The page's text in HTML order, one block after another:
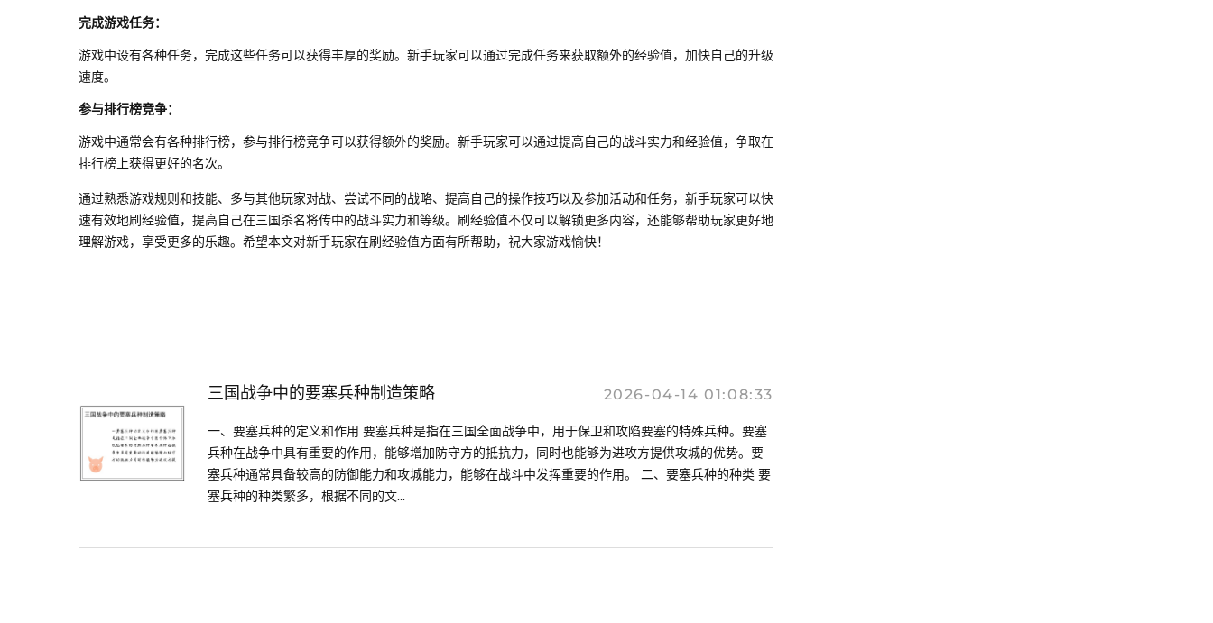
完成游戏任务：
游戏中设有各种任务，完成这些任务可以获得丰厚的奖励。新手玩家可以通过完成任务来获取额外的经验值，加快自己的升级
速度。
参与排行榜竞争：
游戏中通常会有各种排行榜，参与排行榜竞争可以获得额外的奖励。新手玩家可以通过提高自己的战斗实力和经验值，争取在
排行榜上获得更好的名次。
通过熟悉游戏规则和技能、多与其他玩家对战、尝试不同的战略、提高自己的操作技巧以及参加活动和任务，新手玩家可以快
速有效地刷经验值，提高自己在三国杀名将传中的战斗实力和等级。刷经验值不仅可以解锁更多内容，还能够帮助玩家更好地
理解游戏，享受更多的乐趣。希望本文对新手玩家在刷经验值方面有所帮助，祝大家游戏愉快！
三国战争中的要塞兵种制造策略 2026-04-14 01:08:33
一、要塞兵种的定义和作用 要塞兵种是指在三国全面战争中，用于保卫和攻陷要塞的特殊兵种。要塞
兵种在战争中具有重要的作用，能够增加防守方的抵抗力，同时也能够为进攻方提供攻城的优势。要
塞兵种通常具备较高的防御能力和攻城能力，能够在战斗中发挥重要的作用。 二、要塞兵种的种类 要
塞兵种的种类繁多，根据不同的文...